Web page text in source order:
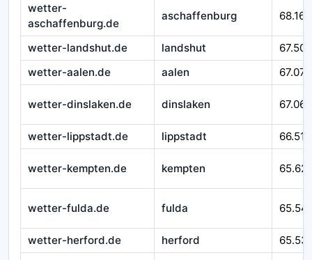
wetter-
aschaffenburg.de
aschaffenburg 68.167
wetter-landshut.de landshut
67.509
wetter-aalen.de
aalen 67.079
wetter-dinslaken.de dinslaken 67.065
wetter-lippstadt.de lippstadt 66.518
wetter-kempten.de kempten
wetter-fulda.de fulda
wetter-herford.de herford